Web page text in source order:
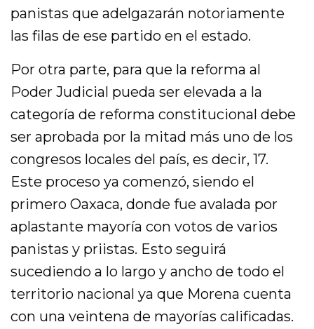
panistas que adelgazarán notoriamente
las filas de ese partido en el estado.
Por otra parte, para que la reforma al
Poder Judicial pueda ser elevada a la
categoría de reforma constitucional debe
ser aprobada por la mitad más uno de los
congresos locales del país, es decir, 17.
Este proceso ya comenzó, siendo el
primero Oaxaca, donde fue avalada por
aplastante mayoría con votos de varios
panistas y priistas. Esto seguirá
sucediendo a lo largo y ancho de todo el
territorio nacional ya que Morena cuenta
con una veintena de mayorías calificadas.